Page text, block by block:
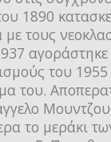
1890
τους
του 1955
του.
το μεράκι